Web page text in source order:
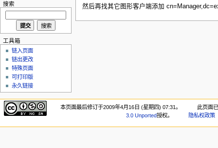
然后再找其它图形客户端添加
搜索
工具箱
链入页面
链出更改
特殊页面
可打印版
永久链接
本页面最后修订于2009年4月16日 (星期四) 07:31。
此页面
3.0 Unported授权。 隐私权政策